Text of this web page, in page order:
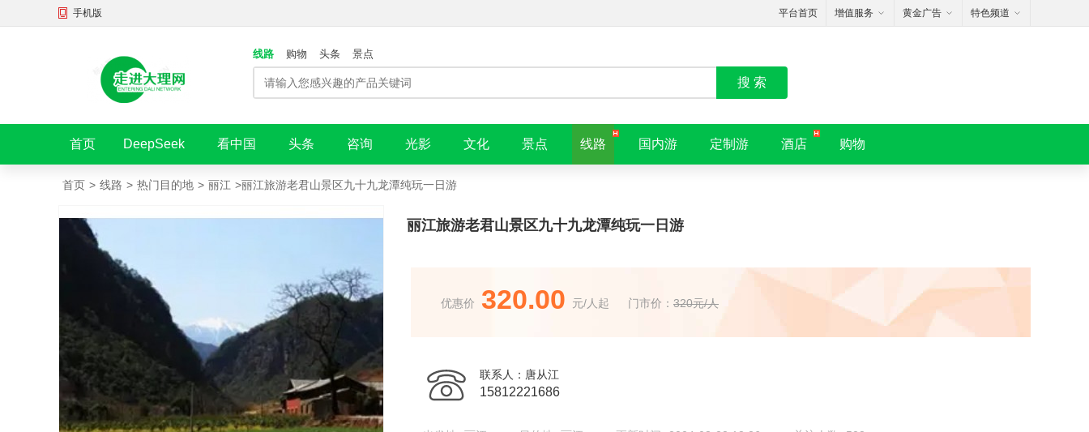
手机版 平台首页 增值服务 黄金广告 特色频道
线路 购物 头条 景点
搜 索
首页 DeepSeek 看中国 头条 咨询 光影 文化 景点 线路 国内游 定制游 酒店 购物
首页 > 线路 > 热门目的地 > 丽江 >丽江旅游老君山景区九十九龙潭纯玩一日游
丽江旅游老君山景区九十九龙潭纯玩一日游
优惠价 320.00 元/人起 门市价： 320元/人
联系人：唐从江
15812221686